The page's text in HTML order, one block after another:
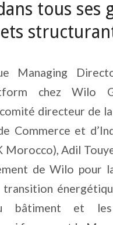
tous ses
Managing
chez Wilo
directeur de
Commerce et
Morocco), Adil
de Wilo pour
transition
bâtiment et